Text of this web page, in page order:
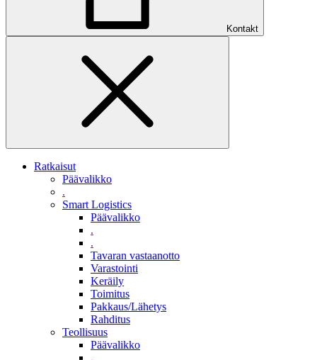
Kontakt
Ratkaisut
Päävalikko
.
Smart Logistics
Päävalikko
.
.
Tavaran vastaanotto
Varastointi
Keräily
Toimitus
Pakkaus/Lähetys
Rahditus
Teollisuus
Päävalikko
.